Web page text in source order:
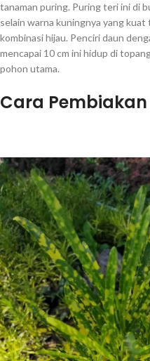
tanaman puring. Puring teri ini di
selain warna kuningnya yang kuat
kombinasi hijau. Penciri daun
mencapai 10 cm ini hidup di
pohon utama.
Cara Pembiakan